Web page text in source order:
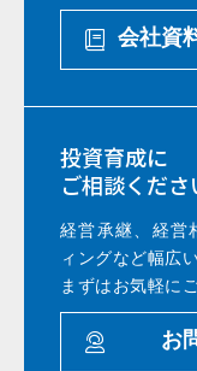
会社資
投資育成に
ご相談くださ
経営承継、経営
ィングなど幅広
まずはお気軽に
お